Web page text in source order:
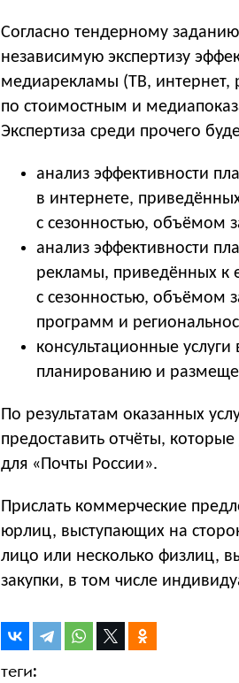
Согласно тендерному
независимую экспертизу
медиарекламы (ТВ, интернет,
по стоимостным и
Экспертиза среди прочего
анализ эффективности
в интернете,
с сезонностью, объёмом
анализ эффективности
рекламы, приведённых к
с сезонностью, объёмом
программ и
консультационные
планированию и
По результатам оказанных
предоставить отчёты,
для «Почты России».
Прислать коммерческие
юрлиц, выступающих на
лицо или несколько физлиц,
закупки, в том числе